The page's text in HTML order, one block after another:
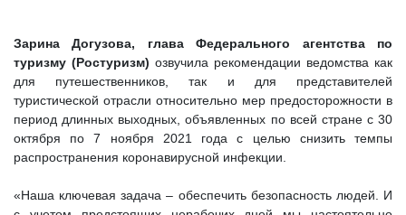
Зарина Догузова, глава Федерального агентства по
туризму (Ростуризм) озвучила рекомендации ведомства как
для путешественников, так и для представителей
туристической отрасли относительно мер предосторожности в
период длинных выходных, объявленных по всей стране с 30
октября по 7 ноября 2021 года с целью снизить темпы
распространения коронавирусной инфекции.
«Наша ключевая задача – обеспечить безопасность людей. И